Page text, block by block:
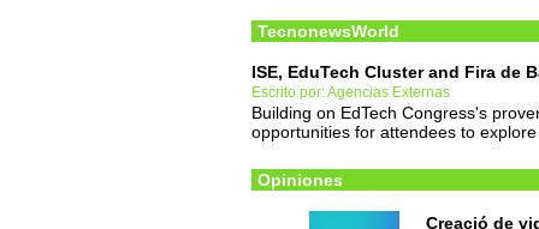
TecnonewsWorld
ISE, EduTech Cluster and Fira de
Escrito por: Agencias Externas
Building on EdTech Congress's
opportunities for attendees to
Opiniones
Creació de